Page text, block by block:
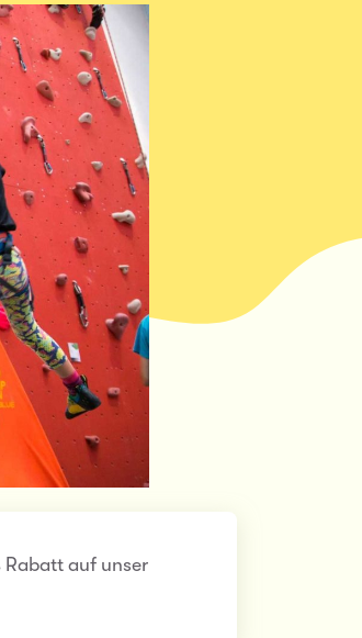
Rabatt auf unser